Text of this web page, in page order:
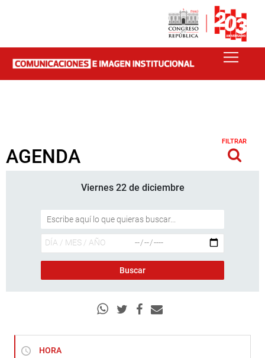
AGENDA
FILTRAR
Viernes 22 de diciembre
HORA